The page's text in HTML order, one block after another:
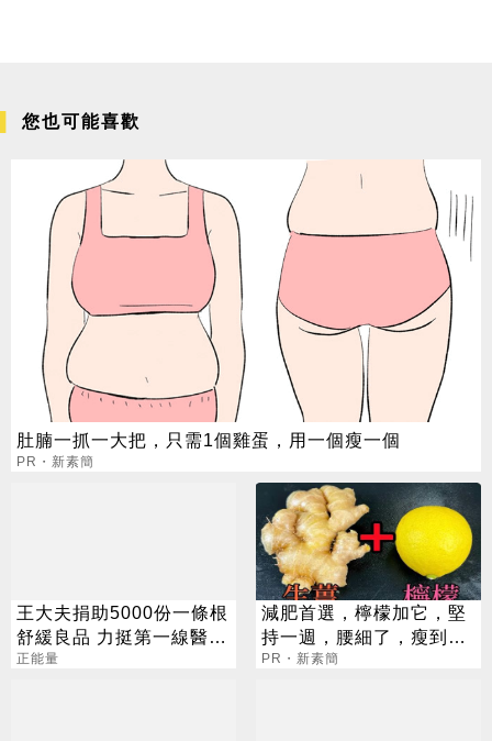
您也可能喜歡
肚腩一抓一大把，只需1個雞蛋，用一個瘦一個
PR・新素簡
王大夫捐助5000份一條根
舒緩良品 力挺第一線醫護
人員
正能量
減肥首選，檸檬加它，堅
持一週，腰細了，瘦到你
懷疑人生
PR・新素簡